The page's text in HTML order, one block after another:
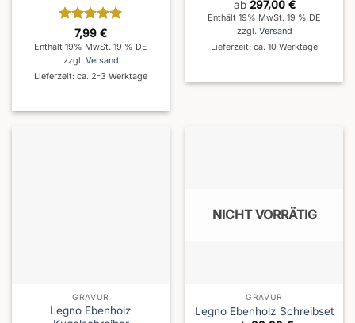
Bewertet
mit 5von
5
7,99 €
Enthält 19% MwSt. 19 % DE
zzgl. Versand
Lieferzeit: ca. 2-3 Werktage
ab 297,00 €
Enthält 19% MwSt. 19 % DE
zzgl. Versand
Lieferzeit: ca. 10 Werktage
GRAVUR
Legno Ebenholz
NICHT VORRÄTIG
GRAVUR
Legno Ebenholz Schreibset